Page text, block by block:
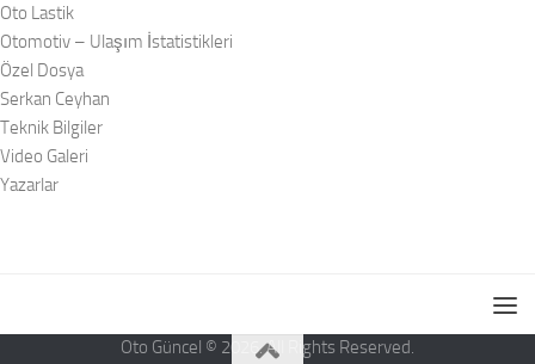
Oto Lastik
Otomotiv – Ulaşım İstatistikleri
Özel Dosya
Serkan Ceyhan
Teknik Bilgiler
Video Galeri
Yazarlar
Oto Güncel © 2026. All Rights Reserved.